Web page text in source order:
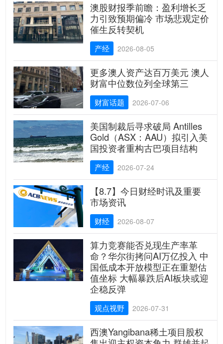
澳股财报季前瞻：盈利增长乏
力引致预期偏冷 市场悲观定价
催生反转契机
产经 2026-08-05
更多澳人资产达百万美元 澳人
财富中位数位列全球第三
财富话题 2026-07-06
美国制裁后寻求破局 Antilles
Gold（ASX：AAU）拟引入美
国投资者重构古巴项目结构
产经 2026-07-24
【8.7】今日财经时讯及重要
市场资讯
财经 2026-08-07
算力竞赛能否兑现生产率革
命？华尔街拷问AI万亿投入 中
国低成本开放模型正在重塑估
值坐标 大幅暴跌后AI板块或迎
企稳反弹
观点视野 2026-07-31
西澳Yangibana稀土项目股权